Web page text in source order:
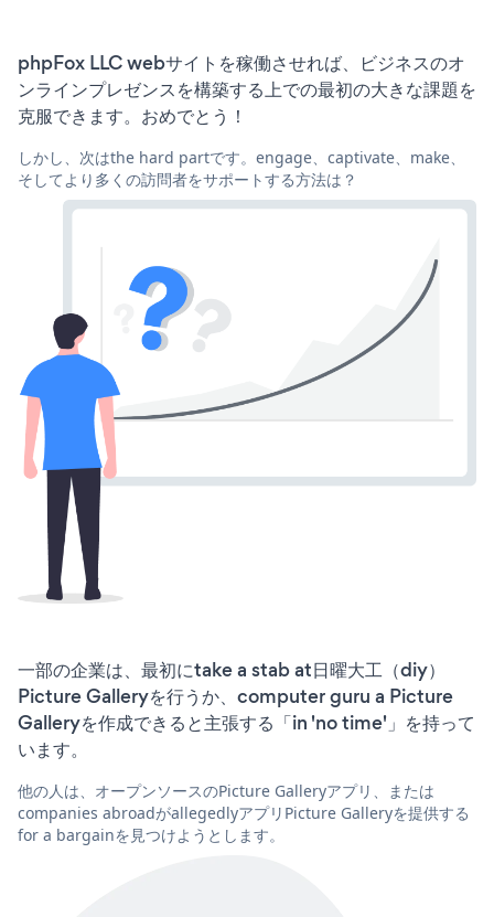
phpFox LLC webサイトを稼働させれば、ビジネスのオ
ンラインプレゼンスを構築する上での最初の大きな課題を
克服できます。おめでとう！
しかし、次はthe hard partです。engage、captivate、make、
そしてより多くの訪問者をサポートする方法は？
一部の企業は、最初にtake a stab at日曜大工（diy）
Picture Galleryを行うか、computer guru a Picture
Galleryを作成できると主張する「in 'no time'」を持って
います。
他の人は、オープンソースのPicture Galleryアプリ、または
companies abroadがallegedlyアプリPicture Galleryを提供する
for a bargainを見つけようとします。